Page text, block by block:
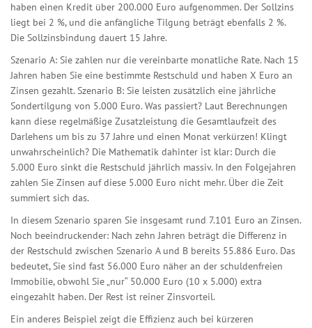
haben einen Kredit über 200.000 Euro aufgenommen. Der Sollzins
liegt bei 2 %, und die anfängliche Tilgung beträgt ebenfalls 2 %.
Die Sollzinsbindung dauert 15 Jahre.
Szenario A: Sie zahlen nur die vereinbarte monatliche Rate. Nach 15
Jahren haben Sie eine bestimmte Restschuld und haben X Euro an
Zinsen gezahlt. Szenario B: Sie leisten zusätzlich eine jährliche
Sondertilgung von 5.000 Euro. Was passiert? Laut Berechnungen
kann diese regelmäßige Zusatzleistung die Gesamtlaufzeit des
Darlehens um bis zu 37 Jahre und einen Monat verkürzen! Klingt
unwahrscheinlich? Die Mathematik dahinter ist klar: Durch die
5.000 Euro sinkt die Restschuld jährlich massiv. In den Folgejahren
zahlen Sie Zinsen auf diese 5.000 Euro nicht mehr. Über die Zeit
summiert sich das.
In diesem Szenario sparen Sie insgesamt rund 7.101 Euro an Zinsen.
Noch beeindruckender: Nach zehn Jahren beträgt die Differenz in
der Restschuld zwischen Szenario A und B bereits 55.886 Euro. Das
bedeutet, Sie sind fast 56.000 Euro näher an der schuldenfreien
Immobilie, obwohl Sie „nur“ 50.000 Euro (10 x 5.000) extra
eingezahlt haben. Der Rest ist reiner Zinsvorteil.
Ein anderes Beispiel zeigt die Effizienz auch bei kürzeren